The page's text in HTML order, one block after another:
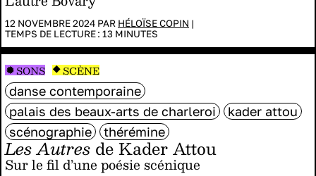
12 NOVEMBRE 2024 PAR HÉLOÏSE COPIN |
TEMPS DE LECTURE : 13 MINUTES
Les Autresde Kader Attou
Sur le fil d’une poésie scénique
danse contemporaine
palais des beaux-arts de charleroi
kader attou
scénographie
thérémine
SONS SCÈNE